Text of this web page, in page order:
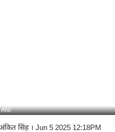
ANI
सिंह। Jun 5 2025 12:18PM